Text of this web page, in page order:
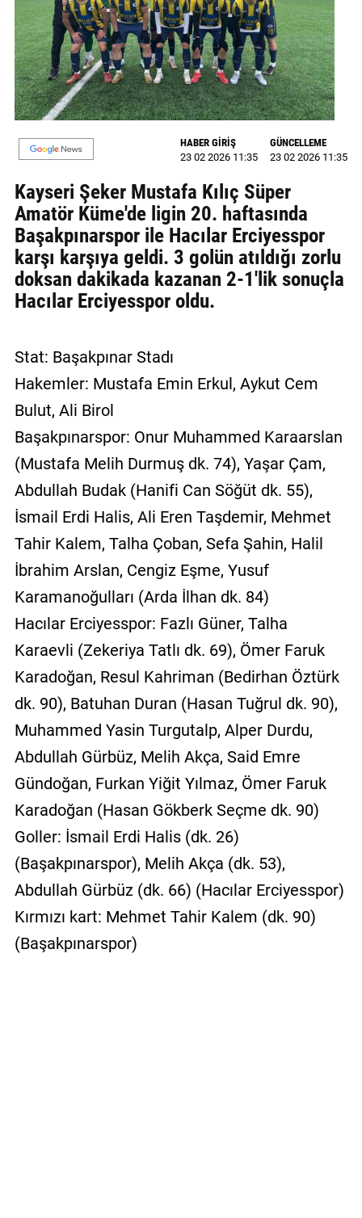
MAGAZİN
GALERİ
VİDEO
YAZARLAR
ULAŞIN
Künye
İletişim
Gizlilik
Politikası
HABER GİRİŞ
23 02 2026 11:35
GÜNCELLEME
23 02 2026 11:35
Kayseri Şeker Mustafa Kılıç Süper
Amatör Küme'de ligin 20. haftasında
Başakpınarspor ile Hacılar Erciyesspor
karşı karşıya geldi. 3 golün atıldığı zorlu
doksan dakikada kazanan 2-1'lik sonuçla
Hacılar Erciyesspor oldu.
Stat: Başakpınar Stadı
Hakemler: Mustafa Emin Erkul, Aykut Cem
Bulut, Ali Birol
Başakpınarspor: Onur Muhammed Karaarslan
(Mustafa Melih Durmuş dk. 74), Yaşar Çam,
Abdullah Budak (Hanifi Can Söğüt dk. 55),
İsmail Erdi Halis, Ali Eren Taşdemir, Mehmet
Tahir Kalem, Talha Çoban, Sefa Şahin, Halil
İbrahim Arslan, Cengiz Eşme, Yusuf
Karamanoğulları (Arda İlhan dk. 84)
Hacılar Erciyesspor: Fazlı Güner, Talha
Karaevli (Zekeriya Tatlı dk. 69), Ömer Faruk
Karadoğan, Resul Kahriman (Bedirhan Öztürk
dk. 90), Batuhan Duran (Hasan Tuğrul dk. 90),
Muhammed Yasin Turgutalp, Alper Durdu,
Abdullah Gürbüz, Melih Akça, Said Emre
Gündoğan, Furkan Yiğit Yılmaz, Ömer Faruk
Karadoğan (Hasan Gökberk Seçme dk. 90)
Goller: İsmail Erdi Halis (dk. 26)
(Başakpınarspor), Melih Akça (dk. 53),
Abdullah Gürbüz (dk. 66) (Hacılar Erciyesspor)
Kırmızı kart: Mehmet Tahir Kalem (dk. 90)
(Başakpınarspor)